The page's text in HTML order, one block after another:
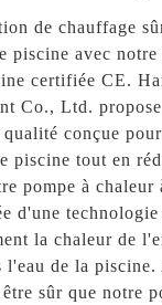
de chauffage
piscine avec
certifiée CE.
Co., Ltd.
conçue
piscine tout en
pompe à
d'une
la chaleur de
l'eau de la
sûr que notre